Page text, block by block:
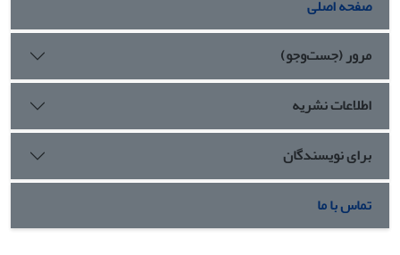
صفحه اصلی
مرور (جست‌وجو)
اطلاعات نشریه
برای نویسندگان
تماس با ما